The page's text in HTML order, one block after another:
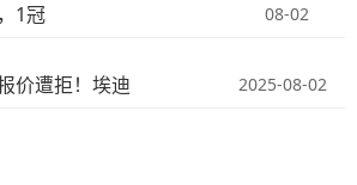
1冠
08-02
价遭拒！埃迪 2025-08-02